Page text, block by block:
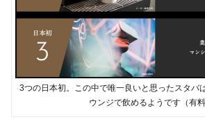
3つの日本初。この中で唯一良いと思ったスタバ
ウンジで飲めるようです（有料